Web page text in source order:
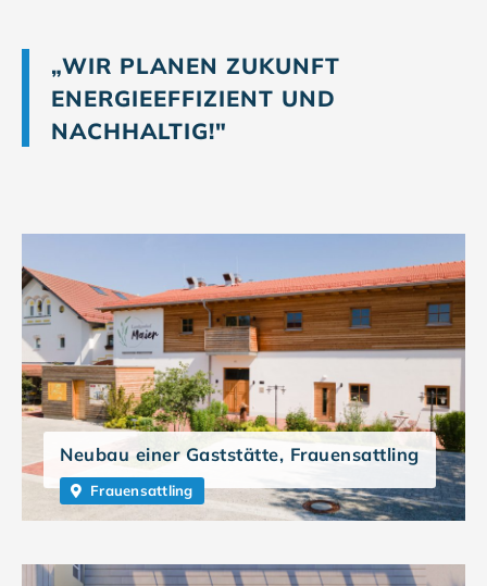
„WIR PLANEN ZUKUNFT
ENERGIEEFFIZIENT UND
NACHHALTIG!"
Neubau einer Gaststätte, Frauensattling
Frauensattling